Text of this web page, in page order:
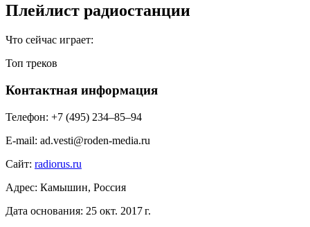
Плейлист радиостанции
Что сейчас играет:
Топ треков
Контактная информация
Телефон: +7 (495) 234‒85‒94
E-mail: ad.vesti@roden-media.ru
Сайт: radiorus.ru
Адрес: Камышин, Россия
Дата основания: 25 окт. 2017 г.